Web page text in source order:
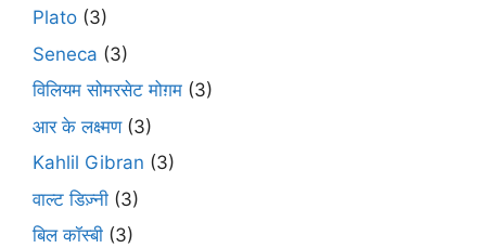
Plato (3)
Seneca (3)
विलियम सोमरसेट मोग़म (3)
आर के लक्ष्मण(3)
Kahlil Gibran (3)
वाल्ट डिज़्नी (3)
बिल कॉस्बी (3)